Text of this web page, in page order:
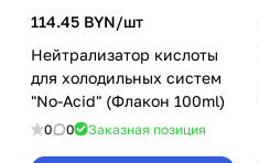
114.45 BYN/шт
Нейтрализатор кислоты
для холодильных систем
"No-Acid" (Флакон 100ml)
0 0 Заказная позиция